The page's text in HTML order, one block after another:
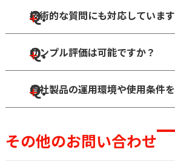
Q.
技術的な質問にも対応していま
Q.
サンプル評価は可能ですか？
Q.
貴社製品の運用環境や使用条件
その他のお問い合わせ